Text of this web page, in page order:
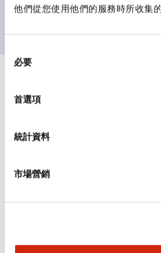
他們從您使用他們的服務時所收集
必要
首選項
統計資料
市場營銷
顏色表現更明確鮮明，便於更多
電氣規範（額定照明部分）
環境規範